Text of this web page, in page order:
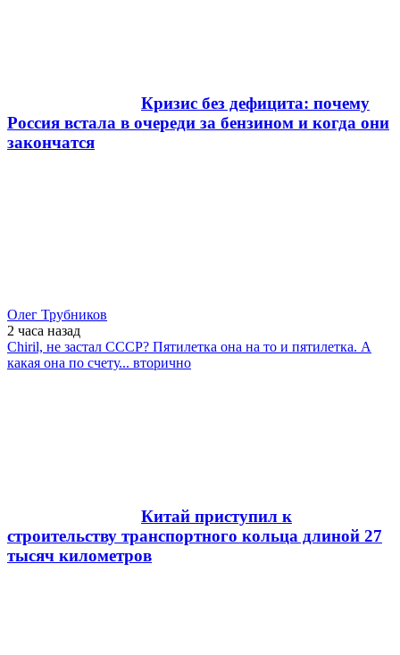
Кризис без дефицита: почему
Россия встала в очереди за бензином и когда они
закончатся
Олег Трубников
2 часа назад
Chiril, не застал СССР? Пятилетка она на то и пятилетка. А
какая она по счету... вторично
Китай приступил к
строительству транспортного кольца длиной 27
тысяч километров